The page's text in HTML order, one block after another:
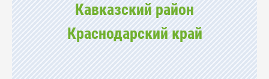
Кавказский район
Краснодарский край